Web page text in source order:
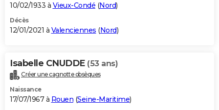
10/02/1933 à Vieux-Condé (Nord)
Décès
12/01/2021 à Valenciennes (Nord)
Isabelle CNUDDE (53 ans)
Créer une cagnotte obsèques
Naissance
17/07/1967 à Rouen (Seine-Maritime)